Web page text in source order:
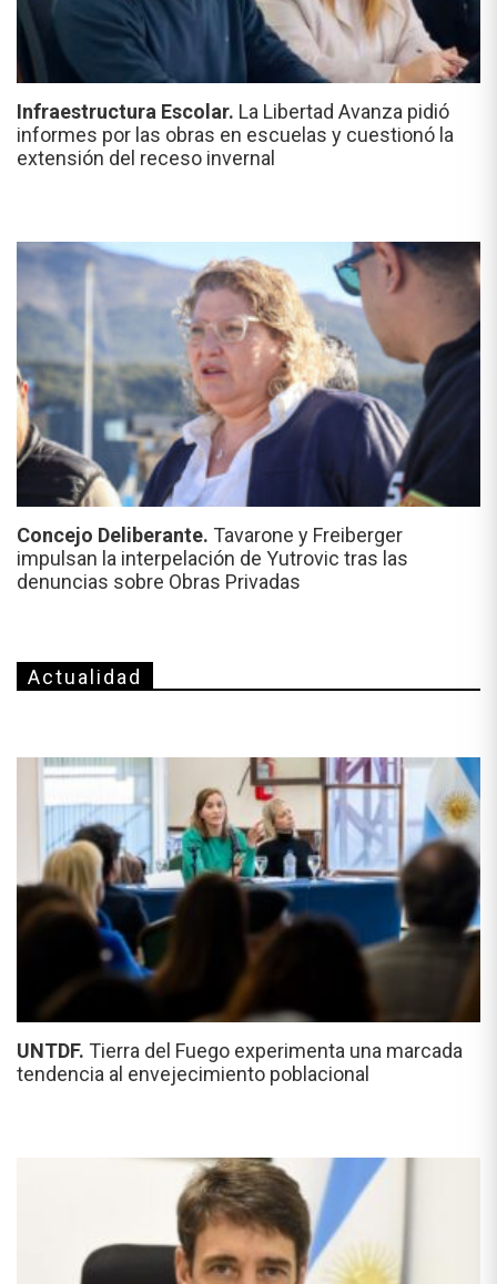
Infraestructura Escolar. La Libertad Avanza pidió
informes por las obras en escuelas y cuestionó la
extensión del receso invernal
Concejo Deliberante. Tavarone y Freiberger
impulsan la interpelación de Yutrovic tras las
denuncias sobre Obras Privadas
Actualidad
UNTDF. Tierra del Fuego experimenta una marcada
tendencia al envejecimiento poblacional